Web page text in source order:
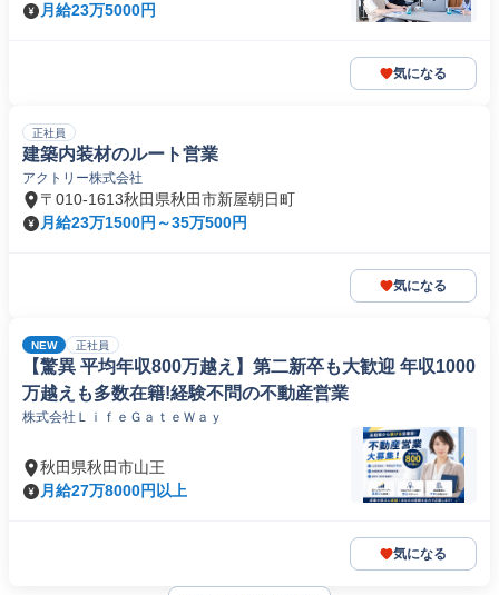
月給23万5000円
気になる
正社員
建築内装材のルート営業
アクトリー株式会社
〒010-1613秋田県秋田市新屋朝日町
月給23万1500円～35万500円
気になる
NEW 正社員
【驚異 平均年収800万越え】第二新卒も大歓迎 年収1000
万越えも多数在籍!経験不問の不動産営業
株式会社ＬｉｆｅＧａｔｅＷａｙ
秋田県秋田市山王
月給27万8000円以上
気になる